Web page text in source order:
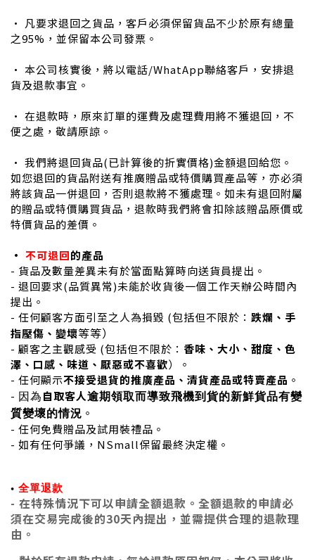
• 凡要求退回之貨品，客戶必須保留貨品不少於原有總量
之95%，並保留本公司發票。
• 本公司核實後，將以電話/WhatApp聯絡客戶，安排退
貨及退款事宜。
• 在退款時，原來訂單的運費及處理費用將不獲退回，不
便之處，敬請原諒。
• 我們將退回貨品(已計算後的折實價格)金額退回給您。
如您退回的貨品附送有推廣贈品或特價購買產品等，亦必須
將該貨品一併退回，否則退款將不獲處理。如未有退回附屬
的贈品或特價購買貨品，退款時我們將會扣除該贈品原價或
特價貨品的差價。
• 不可退回的產品
- 貨品及數量差異未有於當面點算時向送貨員提出。
- 退回要求(品質異常)未能於收貨後一個工作天辦公時間內
提出。
- 任何顧客方面引至之人為損毀 (包括但不限於： 跌爛、手
指壓傷、變壞等等）
- 顧客之主觀感受 (包括但不限於： 香味、大小、甜度、色
澤、口感、味道、厭惡或不喜歡）。
- 任何顯示不接受退貨的推廣產品、清貨產品或特賣產品 。
- 因為 自取客人逾期領取而導致飛機到貨的新鮮貨品有變
質變壞的情況 。
- 任何免費贈品及試用裝禮品。
- 如有任何爭議，NSmall保留最終決定權。
• 全單退款
- 在特殊情況下可以申請全額退款。全額退款的申請必
須在交易完成後的30天內提出，並需提供合理的退款理
由。